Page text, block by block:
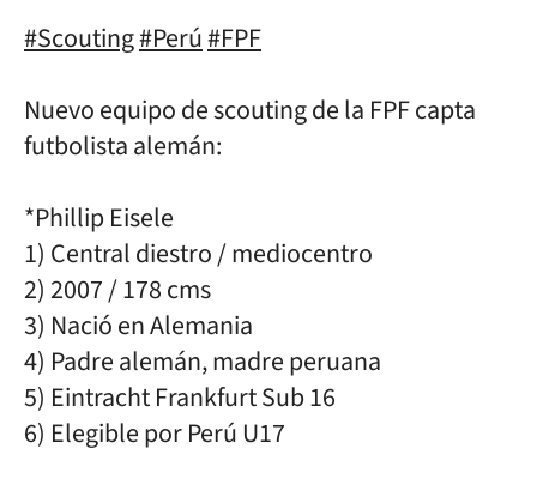
#Scouting#Perú#FPF
Nuevo equipo de scouting de la FPF capta
futbolista alemán:
*Phillip Eisele
1) Central diestro / mediocentro
2) 2007 / 178 cms
3) Nació en Alemania
4) Padre alemán, madre peruana
5) Eintracht Frankfurt Sub 16
6) Elegible por Perú U17